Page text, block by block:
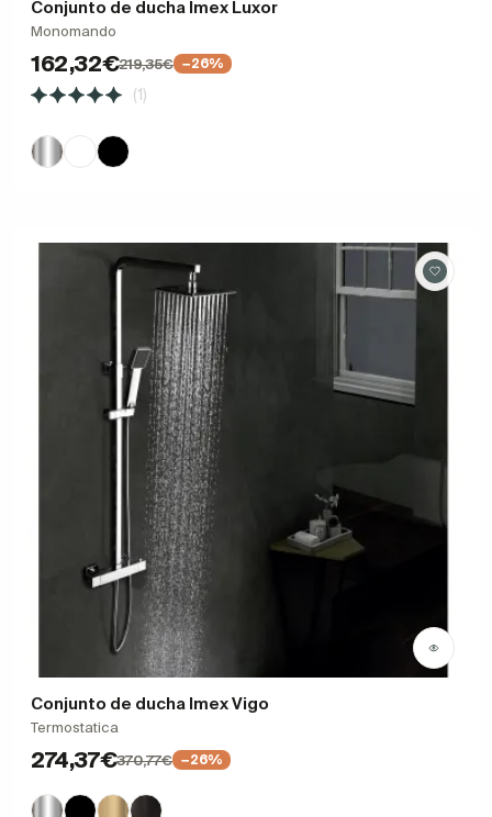
Conjunto de ducha Imex Luxor
Monomando
162,32€219,35€ −26%
(1)
Conjunto de ducha Imex Vigo
Termostatica
274,37€370,77€ −26%